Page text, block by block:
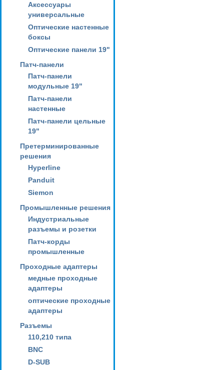
Аксессуары
универсальные
Оптические настенные
боксы
Оптические панели 19"
Патч-панели
Патч-панели
модульные 19"
Патч-панели
настенные
Патч-панели цельные
19"
Претерминированные
решения
Hyperline
Panduit
Siemon
Промышленные решения
Индустриальные
разъемы и розетки
Патч-корды
промышленные
Проходные адаптеры
медные проходные
адаптеры
оптические проходные
адаптеры
Разъемы
110,210 типа
BNC
D-SUB